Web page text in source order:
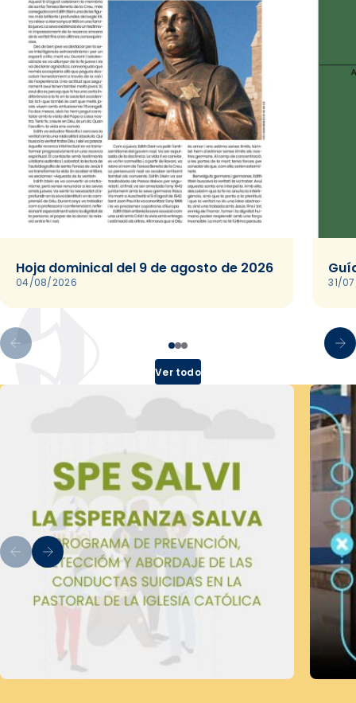
Hoja dominical del 9 de agosto de 2026
04/08/2026 31/
Ver todo